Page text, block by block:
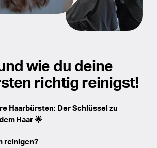
wie du deine
richtig reinigst!
Haarbürsten: Der Schlüssel zu
Haar 🌟
reinigen?